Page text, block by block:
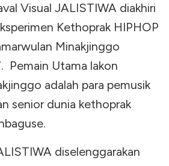
Visual JALISTIWA diakhiri
Kethoprak HIPHOP
Minakjinggo
Pemain Utama lakon
adalah para pemusik
senior dunia kethoprak
diselenggarakan